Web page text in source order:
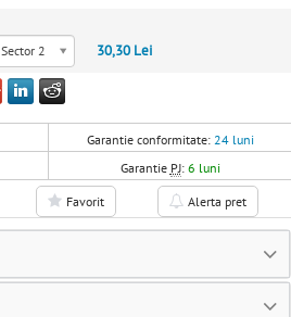
Sector 2
30,30 Lei
Garantie conformitate: 24 luni
Garantie PJ: 6 luni
Favorit Alerta pret